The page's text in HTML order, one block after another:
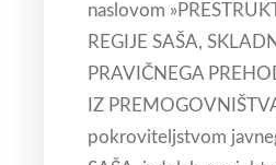
naslovom
REGIJE SAŠA,
PRAVIČNEGA
IZ
pokroviteljstvom